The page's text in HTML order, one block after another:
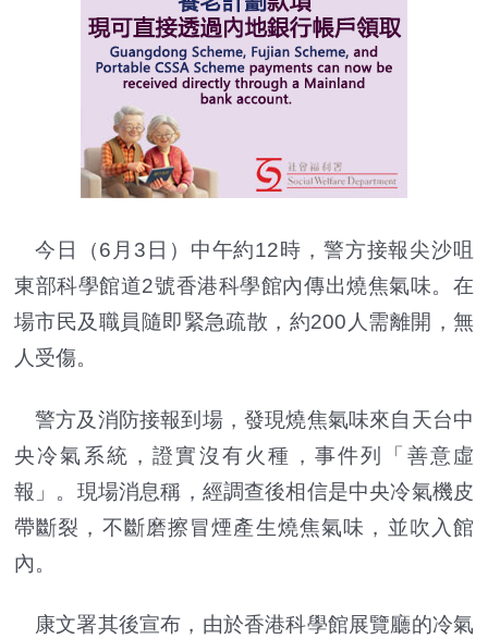
今日（6月3日）中午約12時，警方接報尖沙咀
東部科學館道2號香港科學館內傳出燒焦氣味。在
場市民及職員隨即緊急疏散，約200人需離開，無
人受傷。
警方及消防接報到場，發現燒焦氣味來自天台中
央冷氣系統，證實沒有火種，事件列「善意虛
報」。現場消息稱，經調查後相信是中央冷氣機皮
帶斷裂，不斷磨擦冒煙產生燒焦氣味，並吹入館
內。
康文署其後宣布，由於香港科學館展覽廳的冷氣